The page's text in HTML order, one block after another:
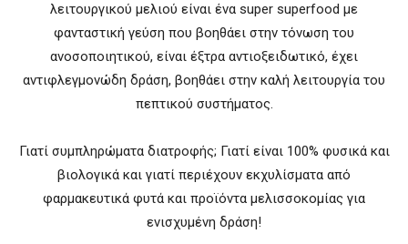
λειτουργικού μελιού είναι ένα super superfood με
φανταστική γεύση που βοηθάει στην τόνωση του
ανοσοποιητικού, είναι έξτρα αντιοξειδωτικό, έχει
αντιφλεγμονώδη δράση, βοηθάει στην καλή λειτουργία του
πεπτικού συστήματος.
Γιατί συμπληρώματα διατροφής; Γιατί είναι 100% φυσικά και
βιολογικά και γιατί περιέχουν εκχυλίσματα από
φαρμακευτικά φυτά και προϊόντα μελισσοκομίας για
ενισχυμένη δράση!